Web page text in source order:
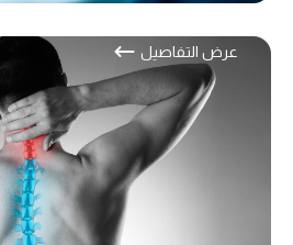
عرض التفاصيل